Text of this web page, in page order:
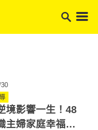
境影響一生！48
主婦家庭幸福卻